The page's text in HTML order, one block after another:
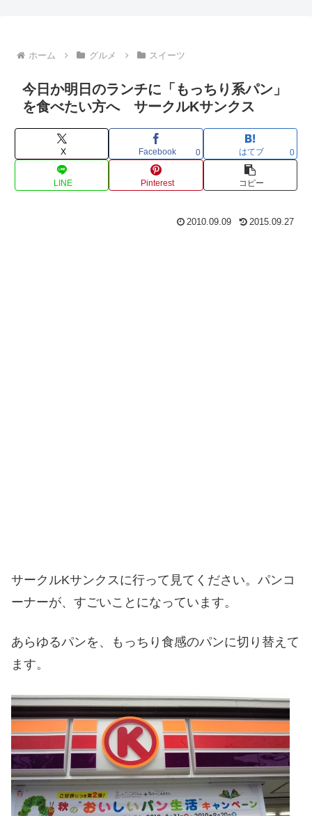
ホーム グルメ スイーツ
今日か明日のランチに「もっちり系パン」
を食べたい方へ サークルKサンクス
X Facebook 0 はてブ 0
LINE Pinterest コピー
2010.09.09 2015.09.27
サークルKサンクスに行って見てください。パンコ
ーナーが、すごいことになっています。
あらゆるパンを、もっちり食感のパンに切り替えて
ます。